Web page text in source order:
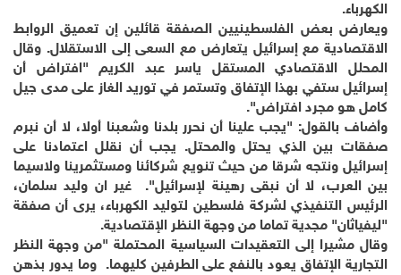
الكهرباء.
ويعارض بعض الفلسطينيين الصفقة قائلين إن تعميق الروابط
الاقتصادية مع إسرائيل يتعارض مع السعى إلى الاستقلال. وقال
المحلل الاقتصادي المستقل ياسر عبد الكريم "افتراض أن
إسرائيل ستفي بهذا الإتفاق وتستمر في توريد الغاز على مدى جيل
كامل هو مجرد افتراض".
وأضاف بالقول: "يجب علينا أن نحرر بلدنا وشعبنا أولا، لا أن نبرم
صفقات بين الذي يحتل والمحتل. يجب أن نقلل اعتمادنا على
إسرائيل ونتجه شرقا من حيث تنويع شركائنا ومستثمرينا ولاسيما
بين العرب، لا أن نبقى رهينة لإسرائيل". غير ان وليد سلمان،
الرئيس التنفيذي لشركة فلسطين لتوليد الكهرباء، يرى أن صفقة
"ليفياثان" مجدية تماما من وجهة النظر الإقتصادية.
وقال مشيرا إلى التعقيدات السياسية المحتملة "من وجهة النظر
التجارية الإتفاق يعود بالنفع على الطرفين كليهما. وما يدور بذهن